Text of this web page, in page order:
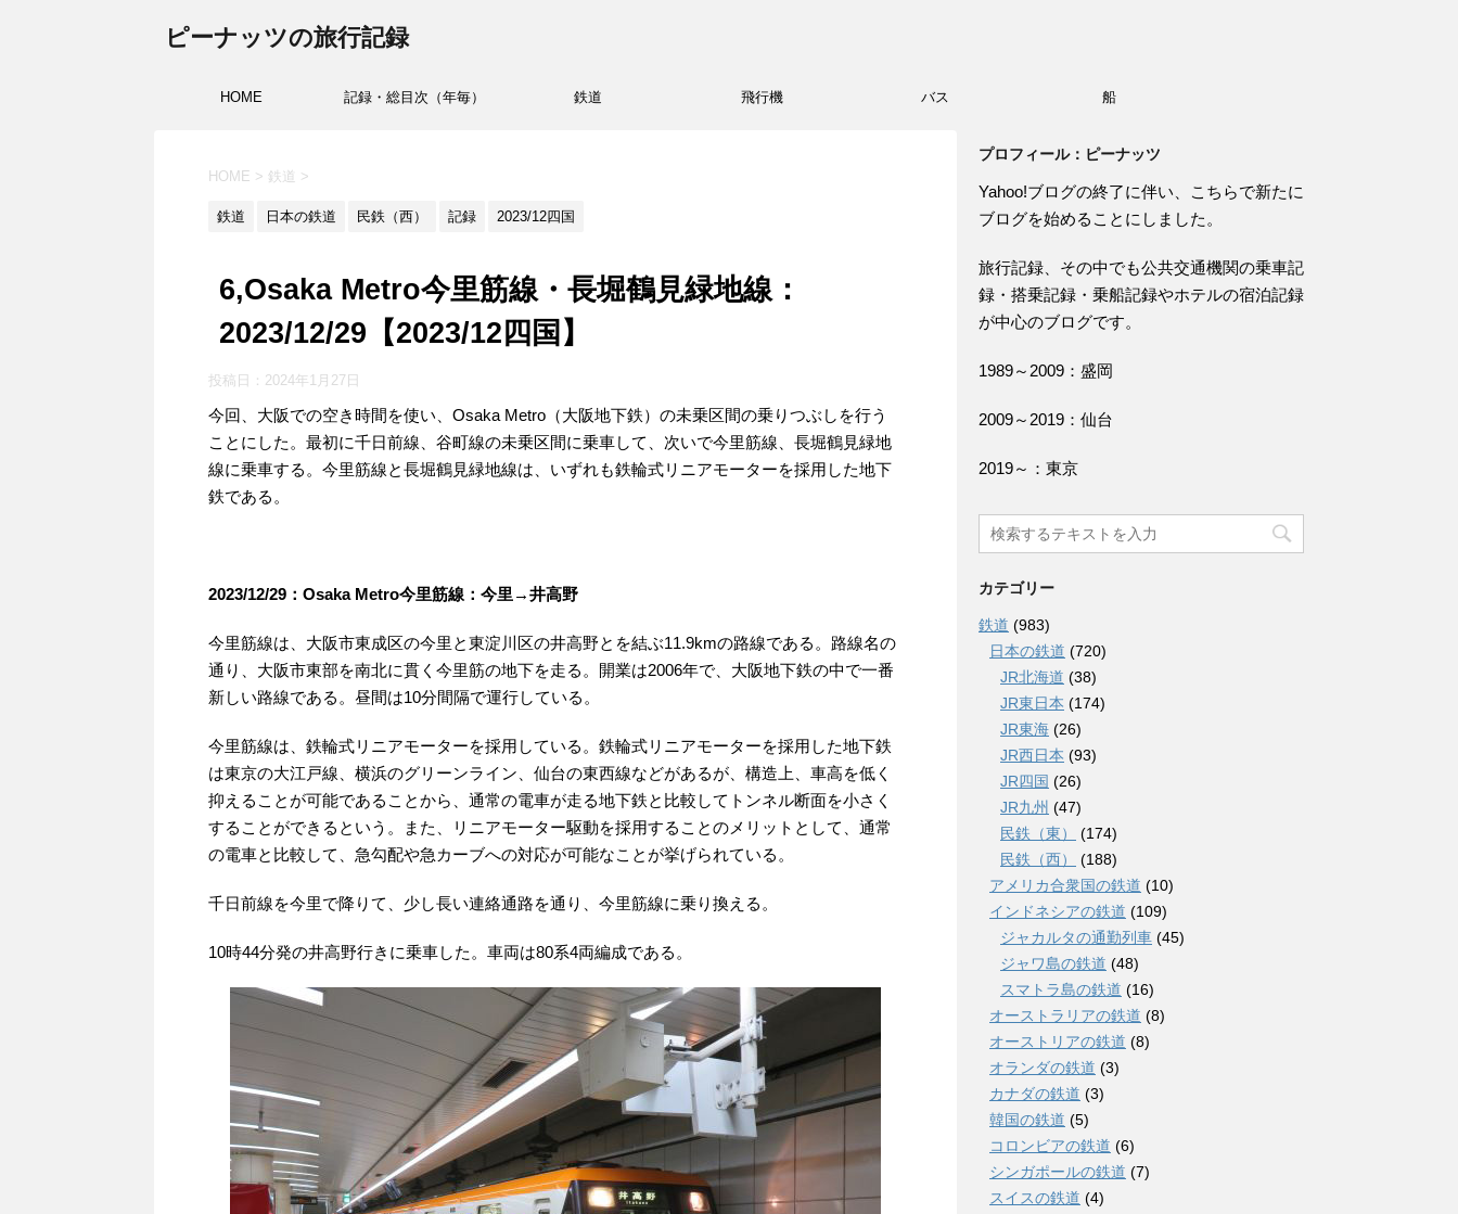
ピーナッツの旅行記録
HOME 記録・総目次（年毎） 鉄道 飛行機 バス 船
HOME > 鉄道 >
鉄道 日本の鉄道 民鉄（西） 記録 2023/12四国
6,Osaka Metro今里筋線・長堀鶴見緑地線：
2023/12/29【2023/12四国】
投稿日：2024年1月27日
今回、大阪での空き時間を使い、Osaka Metro（大阪地下鉄）の未乗区間の乗りつぶしを行う
ことにした。最初に千日前線、谷町線の未乗区間に乗車して、次いで今里筋線、長堀鶴見緑地
線に乗車する。今里筋線と長堀鶴見緑地線は、いずれも鉄輪式リニアモーターを採用した地下
鉄である。
2023/12/29：Osaka Metro今里筋線：今里→井高野
今里筋線は、大阪市東成区の今里と東淀川区の井高野とを結ぶ11.9kmの路線である。路線名の
通り、大阪市東部を南北に貫く今里筋の地下を走る。開業は2006年で、大阪地下鉄の中で一番
新しい路線である。昼間は10分間隔で運行している。
今里筋線は、鉄輪式リニアモーターを採用している。鉄輪式リニアモーターを採用した地下鉄
は東京の大江戸線、横浜のグリーンライン、仙台の東西線などがあるが、構造上、車高を低く
抑えることが可能であることから、通常の電車が走る地下鉄と比較してトンネル断面を小さく
することができるという。また、リニアモーター駆動を採用することのメリットとして、通常
の電車と比較して、急勾配や急カーブへの対応が可能なことが挙げられている。
千日前線を今里で降りて、少し長い連絡通路を通り、今里筋線に乗り換える。
10時44分発の井高野行きに乗車した。車両は80系4両編成である。
プロフィール：ピーナッツ
Yahoo!ブログの終了に伴い、こちらで新たに
ブログを始めることにしました。
旅行記録、その中でも公共交通機関の乗車記
録・搭乗記録・乗船記録やホテルの宿泊記録
が中心のブログです。
1989～2009：盛岡
2009～2019：仙台
2019～：東京
カテゴリー
鉄道 (983)
日本の鉄道 (720)
JR北海道 (38)
JR東日本 (174)
JR東海 (26)
JR西日本 (93)
JR四国 (26)
JR九州 (47)
民鉄（東）
(174)
民鉄（西）
(188)
アメリカ合衆国の鉄道 (10)
インドネシアの鉄道 (109)
ジャカルタの通勤列車 (45)
ジャワ島の鉄道 (48)
スマトラ島の鉄道 (16)
オーストラリアの鉄道 (8)
オーストリアの鉄道 (8)
オランダの鉄道 (3)
カナダの鉄道 (3)
韓国の鉄道 (5)
コロンビアの鉄道 (6)
シンガポールの鉄道 (7)
スイスの鉄道 (4)